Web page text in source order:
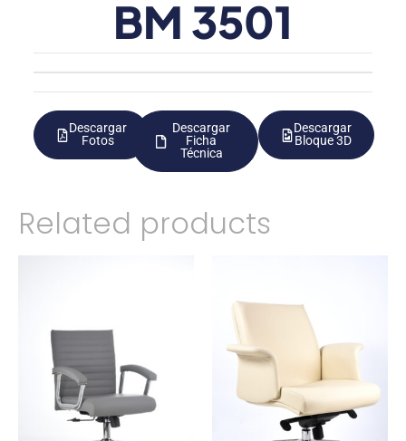
BM 3501
Descargar
Fotos
Descargar
Ficha
Técnica
Descargar
Bloque 3D
Related products